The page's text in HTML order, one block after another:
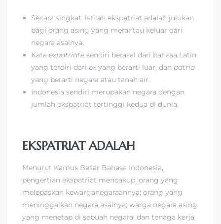
Secara singkat, istilah ekspatriat adalah julukan
bagi orang asing yang merantau keluar dari
negara asalnya.
Kataexpatriatesendiri berasal dari bahasa Latin,
yang terdiri dariex yang berarti luar, danpatria
yang berarti negara atau tanah air.
Indonesia sendiri merupakan negara dengan
jumlah ekspatriat tertinggi kedua di dunia.
EKSPATRIAT ADALAH
Menurut Kamus Besar Bahasa Indonesia,
pengertian ekspatriat mencakup: orang yang
melepaskan kewarganegaraannya; orang yang
meninggalkan negara asalnya; warga negara asing
yang menetap di sebuah negara; dan tenaga kerja